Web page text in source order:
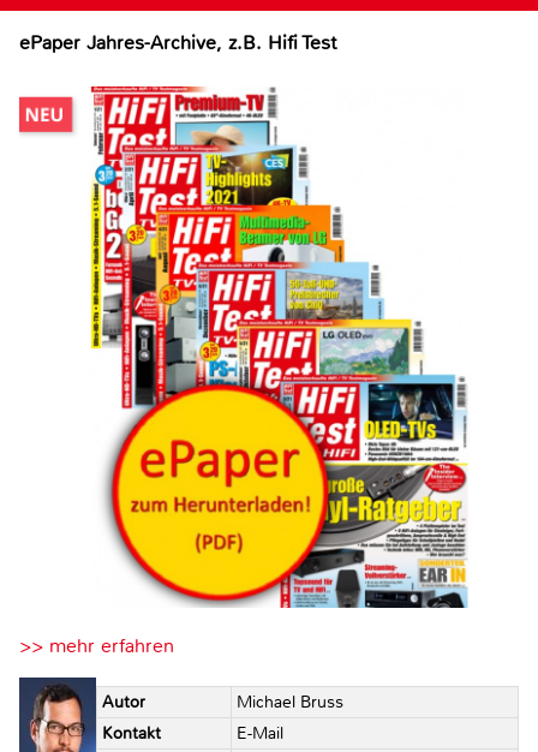
ePaper Jahres-Archive, z.B. Hifi Test
>> mehr erfahren
Autor
Michael Bruss
Kontakt
E-Mail